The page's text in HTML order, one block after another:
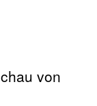
von